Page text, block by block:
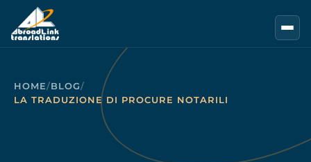
Vai al contenuto principale
HOME/BLOG/
LA TRADUZIONE DI PROCURE NOTARILI